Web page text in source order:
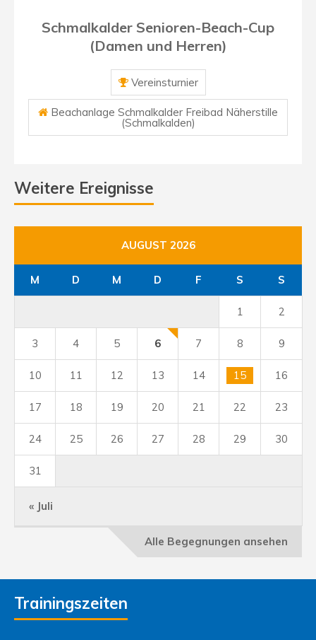
Schmalkalder Senioren-Beach-Cup
(Damen und Herren)
Vereinsturnier
Beachanlage Schmalkalder Freibad Näherstille
(Schmalkalden)
Weitere Ereignisse
AUGUST 2026
M D M D F S S
« Juli
1 2
3 4 5 6 7 8 9
10 11 12 13 14 15 16
17 18 19 20 21 22 23
24 25 26 27 28 29 30
31
Alle Begegnungen ansehen
Trainingszeiten